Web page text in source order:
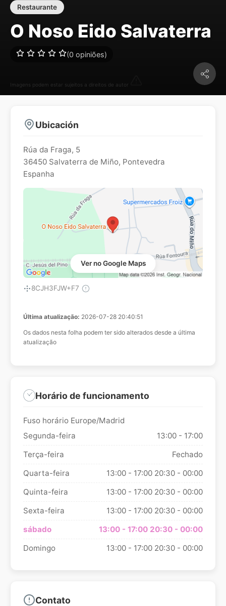
Imagens podem estar sujeitos a direitos de autor
Restaurante
O Noso Eido Salvaterra
(0 opiniões)
Ubicación
Rúa da Fraga, 5
36450 Salvaterra de Miño, Pontevedra
Espanha
Ver no Google Maps
8CJH3FJW+F7
Última atualização: 2026-07-28 20:40:51
Os dados nesta folha podem ter sido alterados desde a última
atualização
Horário de funcionamento
Fuso horário Europe/Madrid
Segunda-feira
13:00 - 17:00
Terça-feira
Fechado
Quarta-feira
13:00 - 17:00 20:30 - 00:00
Quinta-feira
13:00 - 17:00 20:30 - 00:00
Sexta-feira
13:00 - 17:00 20:30 - 00:00
sábado
13:00 - 17:00 20:30 - 00:00
Domingo
13:00 - 17:00 20:30 - 00:00
Contato